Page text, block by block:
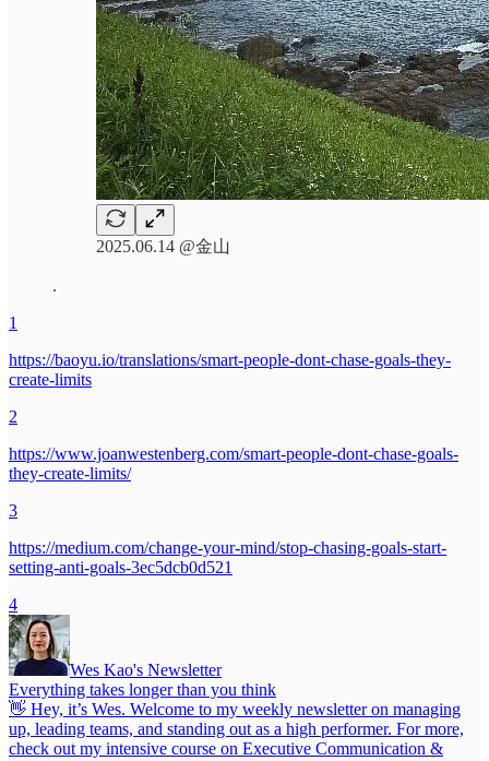
2025.06.14 @金山
.
1
https://baoyu.io/translations/smart-people-dont-chase-goals-they-
create-limits
2
https://www.joanwestenberg.com/smart-people-dont-chase-goals-
they-create-limits/
3
https://medium.com/change-your-mind/stop-chasing-goals-start-
setting-anti-goals-3ec5dcb0d521
4
Wes Kao's Newsletter
Everything takes longer than you think
👋 Hey, it’s Wes. Welcome to my weekly newsletter on managing
up, leading teams, and standing out as a high performer. For more,
check out my intensive course on Executive Communication &